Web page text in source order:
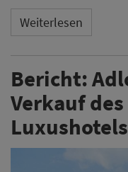
Weiterlesen
Bericht:
Verkauf